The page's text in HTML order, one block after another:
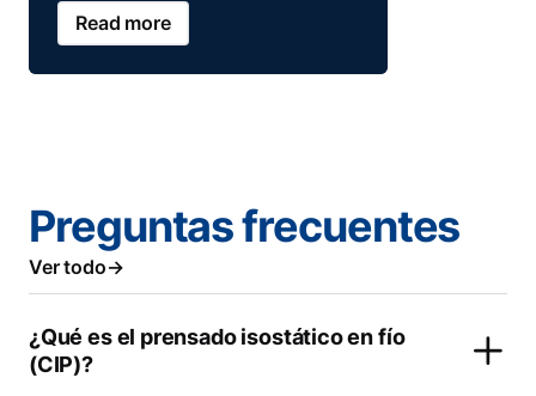
Read more
Preguntas frecuentes
Ver todo
¿Qué es el prensado isostático en fío
(CIP)?